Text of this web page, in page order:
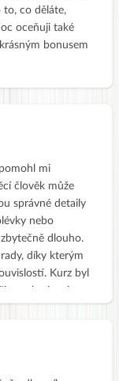
to, co děláte,
oceňuji také
bonusem
mi
člověk může
správné detaily
nebo
dlouho.
díky kterým
Kurz byl